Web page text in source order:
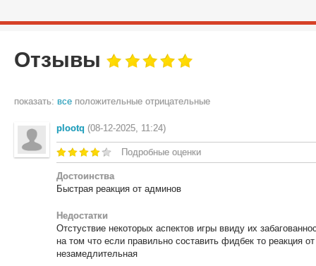
Отзывы
показать: все положительные отрицательные
plootq (08-12-2025, 11:24)
Подробные оценки
Достоинства
Быстрая реакция от админов
Недостатки
Отстуствие некоторых аспектов игры ввиду их
на том что если правильно составить фидбек то реакция
незамедлительная